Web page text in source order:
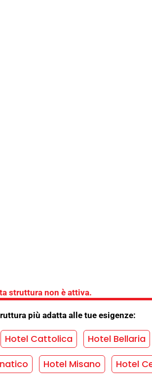
struttura non è attiva.
più adatta alle tue esigenze:
Hotel Cattolica Hotel Bellaria
Hotel Misano Hotel
Pedrera, vi aspetta uno
come a casa!
colazione/
al mare